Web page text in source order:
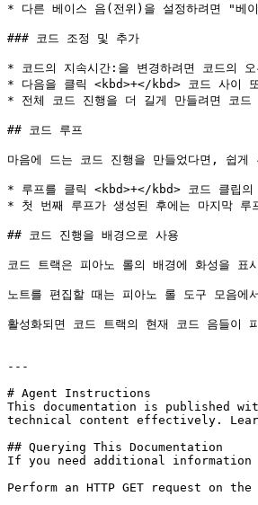
* 다른 베이스 음(전위)을 설정하려면 "베
### 코드 조정 및 추가
* 코드의 지속시간:을 변경하려면 코드의 오
* 다음을 클릭 <kbd>+</kbd> 코드 사이
* 전체 코드 진행을 더 길게 만들려면 코드
## 코드 루프
마음에 드는 코드 진행을 만들었다면, 쉽게
* 루프를 클릭 <kbd>+</kbd> 코드 클립의
* 첫 번째 루프가 생성된 후에는 마지막 루
## 코드 진행을 배경으로 사용
코드 트랙은 피아노 롤의 배경에 화성을 표
노트를 편집할 때는 피아노 롤 도구 모음
활성화되면 코드 트랙의 현재 코드 음들이
---
# Agent Instructions
This documentation is published
technical content effectively.
## Querying This Documentation
If you need additional
Perform an HTTP GET request on